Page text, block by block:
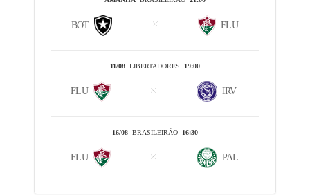
BOT FLU
11/08LIBERTADORES 19:00
FLU IRV
16/08BRASILEIRÃO 16:30
FLU PAL